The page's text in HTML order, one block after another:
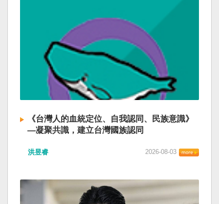
《台灣人的血統定位、自我認同、民族意識》
—凝聚共識，建立台灣國族認同
洪昱睿 2026-08-03